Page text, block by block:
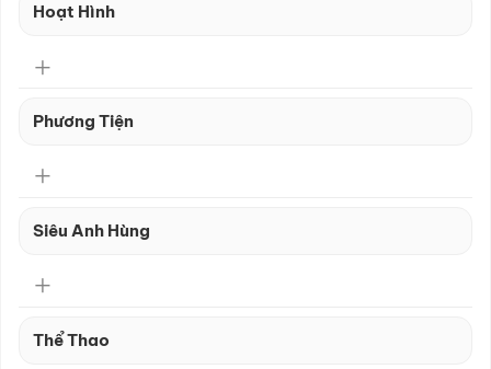
Hoạt Hình
Phương Tiện
Siêu Anh Hùng
Thể Thao